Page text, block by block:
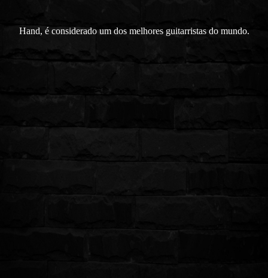
Hand, é considerado um dos melhores guitarristas do mundo.